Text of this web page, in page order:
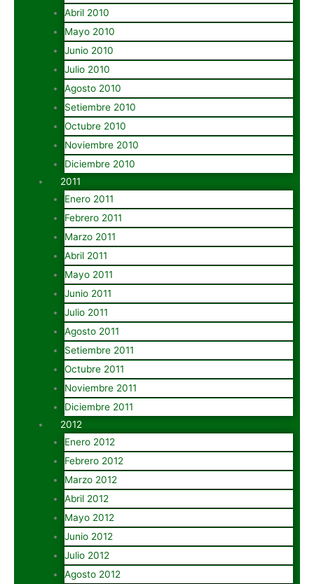
Abril 2010
Mayo 2010
Junio 2010
Julio 2010
Agosto 2010
Setiembre 2010
Octubre 2010
Noviembre 2010
Diciembre 2010
2011
Enero 2011
Febrero 2011
Marzo 2011
Abril 2011
Mayo 2011
Junio 2011
Julio 2011
Agosto 2011
Setiembre 2011
Octubre 2011
Noviembre 2011
Diciembre 2011
2012
Enero 2012
Febrero 2012
Marzo 2012
Abril 2012
Mayo 2012
Junio 2012
Julio 2012
Agosto 2012